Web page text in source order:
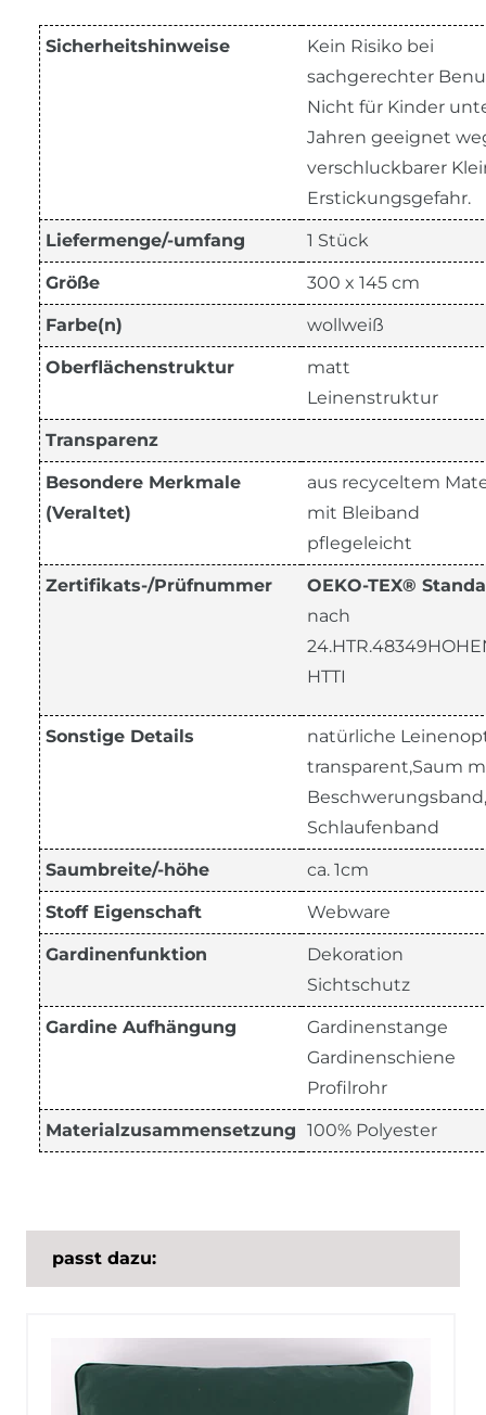
Sicherheitshinweise
Kein Risiko bei
sachgerechter
Nicht für Kinder
Jahren geeignet
verschluckbarer
Erstickungsgefahr.
Liefermenge/-umfang 1 Stück
Größe 300 x 145 cm
Farbe(n) wollweiß
Oberflächenstruktur
matt
Leinenstruktur
Transparenz
Besondere Merkmale
(Veraltet)
aus recyceltem
mit Bleiband
pflegeleicht
Zertifikats-/Prüfnummer
OEKO-TEX®
nach
HTTI
Sonstige Details
natürliche
transparent,Saum
Schlaufenband
Saumbreite/-höhe ca. 1cm
Stoff Eigenschaft Webware
Gardinenfunktion
Dekoration
Sichtschutz
Gardine Aufhängung
Gardinenstange
Gardinenschiene
Profilrohr
Materialzusammensetzung 100% Polyester
passt dazu: